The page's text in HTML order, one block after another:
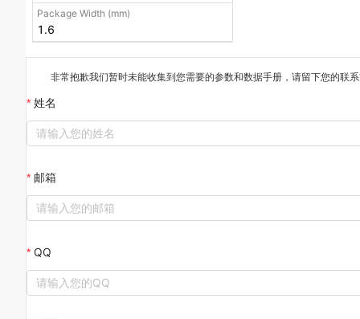
Package Width (mm)
1.6
非常抱歉我们暂时未能收集到您需要的参数和数据手册 ，请留下您的联
姓名
邮箱
QQ